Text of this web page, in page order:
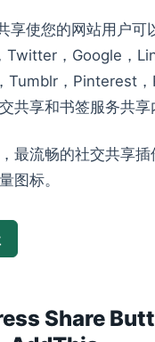
享使您的网站用户可
Twitter，Google，
Tumblr，Pinterest
共享和书签服务共享
最流畅的社交共享
图标。
Share